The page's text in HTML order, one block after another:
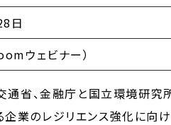
日
ウェビナー）
省、金融庁と国立環境研究
業のレジリエンス強化に向